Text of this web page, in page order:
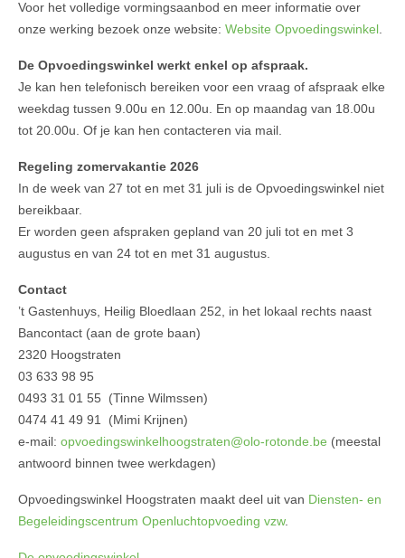
Voor het volledige vormingsaanbod en meer informatie over
onze werking bezoek onze website: Website Opvoedingswinkel .
De Opvoedingswinkel werkt enkel op afspraak.
Je kan hen telefonisch bereiken voor een vraag of afspraak elke
weekdag tussen 9.00u en 12.00u. En op maandag van 18.00u
tot 20.00u. Of je kan hen contacteren via mail.
Regeling zomervakantie 2026
In de week van 27 tot en met 31 juli is de Opvoedingswinkel niet
bereikbaar.
Er worden geen afspraken gepland van 20 juli tot en met 3
augustus en van 24 tot en met 31 augustus.
Contact
’t Gastenhuys, Heilig Bloedlaan 252, in het lokaal rechts naast
Bancontact (aan de grote baan)
2320 Hoogstraten
03 633 98 95
0493 31 01 55 (Tinne Wilmssen)
0474 41 49 91 (Mimi Krijnen)
e-mail: opvoedingswinkelhoogstraten@olo-rotonde.be (meestal
antwoord binnen twee werkdagen)
Opvoedingswinkel Hoogstraten maakt deel uit van Diensten- en
Begeleidingscentrum Openluchtopvoeding vzw.